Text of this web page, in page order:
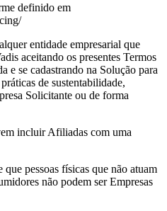
definido em
entidade empresarial que
aceitando os presentes Termos
e se cadastrando na Solução para
de sustentabilidade,
Solicitante ou de forma
incluir Afiliadas com uma
pessoas físicas que não atuam
não podem ser Empresas